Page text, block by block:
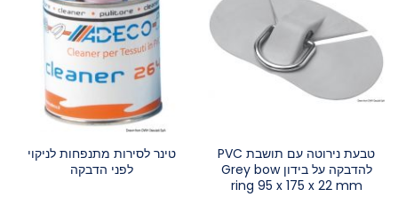
טבעת נירוטה עם תושבת PVC
להדבקה על בידון Grey bow
ring 95 x 175 x 22 mm
טינר לסירות מתנפחות לניקוי
לפני הדבקה